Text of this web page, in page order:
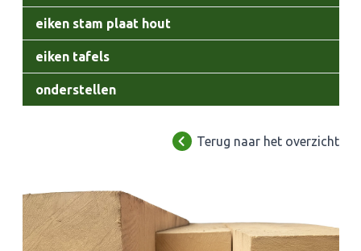
eiken stam plaat hout
eiken tafels
onderstellen
Terug naar het overzicht